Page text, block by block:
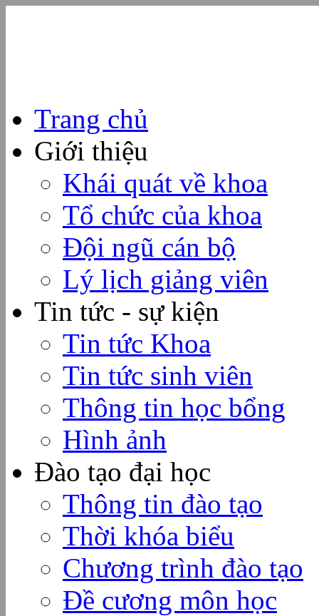
Trang chủ
Giới thiệu
Khái quát về khoa
Tổ chức của khoa
Đội ngũ cán bộ
Lý lịch giảng viên
Tin tức - sự kiện
Tin tức Khoa
Tin tức sinh viên
Thông tin học bổng
Hình ảnh
Đào tạo đại học
Thông tin đào tạo
Thời khóa biểu
Chương trình đào tạo
Đề cương môn học